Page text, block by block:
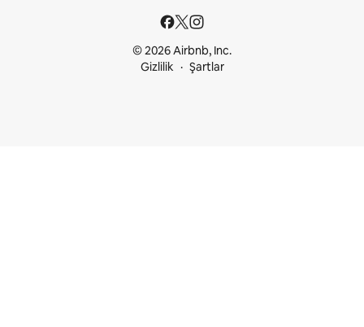
© 2026 Airbnb, Inc.
Gizlilik
Şartlar